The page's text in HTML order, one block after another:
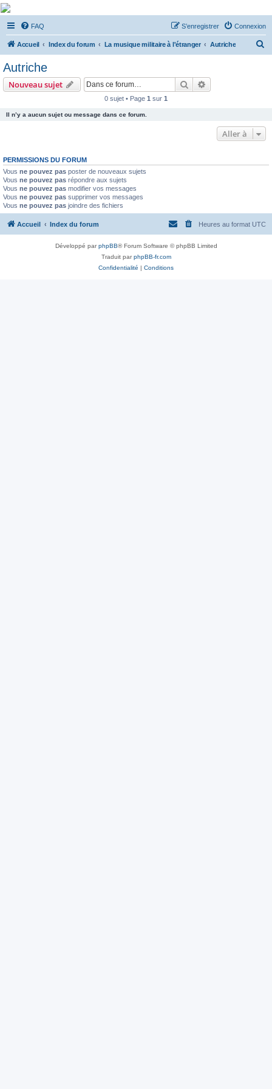
De Musicae Militari -
Forums
Forums de discussions
FAQ Connexion
S’enregistrer
Accueil Index du forum La musique militaire à l'étranger Autriche
Autriche
Nouveau sujet Rechercher
0 sujet • Page 1 sur 1
Il n’y a aucun sujet ou message dans ce forum.
Aller à
PERMISSIONS DU FORUM
Vous ne pouvez pas poster de nouveaux sujets
Vous ne pouvez pas répondre aux sujets
Vous ne pouvez pas modifier vos messages
Vous ne pouvez pas supprimer vos messages
Vous ne pouvez pas joindre des fichiers
Accueil Index du forum Heures au format UTC
Développé parphpBB® Forum Software © phpBB Limited
Traduit parphpBB-fr.com
Confidentialité | Conditions